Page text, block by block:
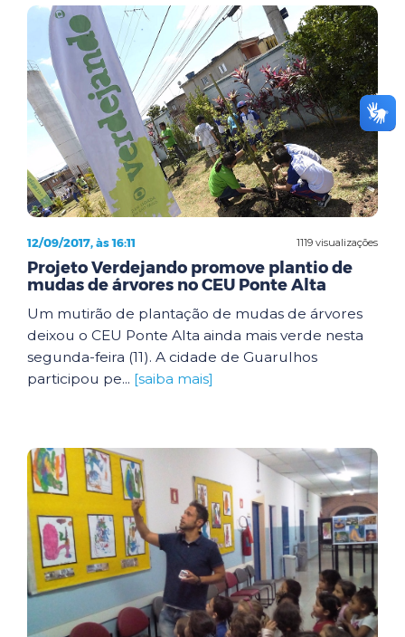
1119 visualizações
12/09/2017, às 16:11
Projeto Verdejando promove plantio de
mudas de árvores no CEU Ponte Alta
Um mutirão de plantação de mudas de árvores
deixou o CEU Ponte Alta ainda mais verde nesta
segunda-feira (11). A cidade de Guarulhos
participou pe... [saiba mais]